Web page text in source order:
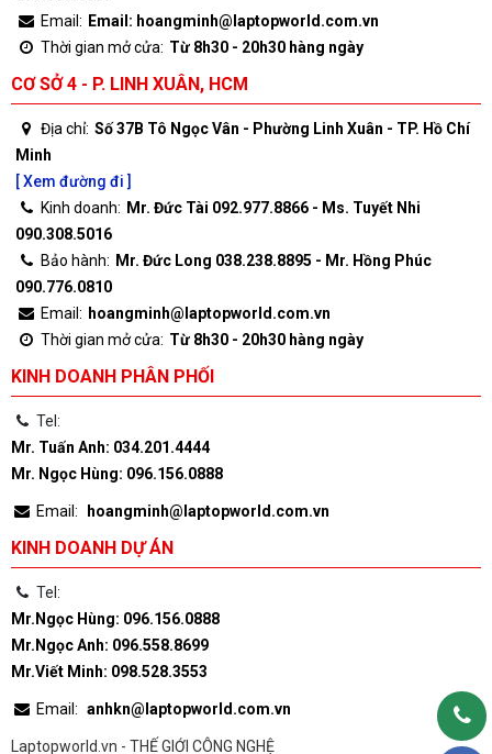
Email: Email: hoangminh@laptopworld.com.vn
Thời gian mở cửa: Từ 8h30 - 20h30 hàng ngày
CƠ SỞ 4 - P. LINH XUÂN, HCM
Địa chỉ: Số 37B Tô Ngọc Vân - Phường Linh Xuân - TP. Hồ Chí
Minh
[ Xem đường đi ]
Kinh doanh: Mr. Đức Tài 092.977.8866 - Ms. Tuyết Nhi
090.308.5016
Bảo hành: Mr. Đức Long 038.238.8895 - Mr. Hồng Phúc
090.776.0810
Email: hoangminh@laptopworld.com.vn
Thời gian mở cửa: Từ 8h30 - 20h30 hàng ngày
KINH DOANH PHÂN PHỐI
Tel:
Mr. Tuấn Anh: 034.201.4444
Mr. Ngọc Hùng: 096.156.0888
Email: hoangminh@laptopworld.com.vn
KINH DOANH DỰ ÁN
Tel:
Mr.Ngọc Hùng: 096.156.0888
Mr.Ngọc Anh: 096.558.8699
Mr.Viết Minh: 098.528.3553
Email: anhkn@laptopworld.com.vn
Laptopworld.vn - THẾ GIỚI CÔNG NGHỆ